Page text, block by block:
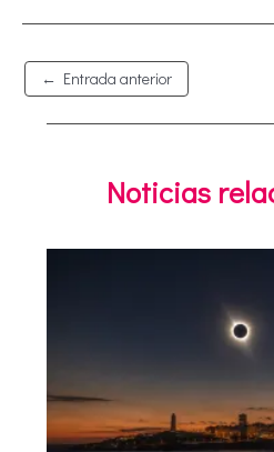
← Entrada anterior
Noticias